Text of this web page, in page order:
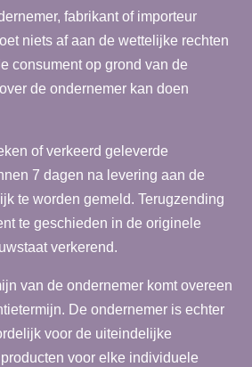
fabrikant of importeur
niets af aan de wettelijke rechten
consument op grond van de
de ondernemer kan doen
of verkeerd geleverde
7 dagen na levering aan de
te worden gemeld. Terugzending
te geschieden in de originele
verkerend.
van de ondernemer komt overeen
De ondernemer is echter
voor de uiteindelijke
voor elke individuele